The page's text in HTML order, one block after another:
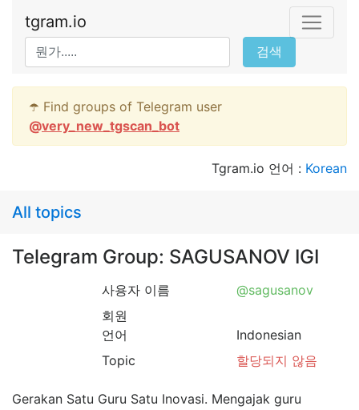
tgram.io
검색
☂️ Find groups of Telegram user
@very_new_tgscan_bot
Tgram.io 언어 : Korean
All topics
Telegram Group: SAGUSANOV IGI
사용자 이름
@sagusanov
회원
언어
Indonesian
Topic
할당되지 않음
Gerakan Satu Guru Satu Inovasi. Mengajak guru